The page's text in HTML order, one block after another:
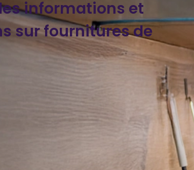
informations et
sur fournitures de